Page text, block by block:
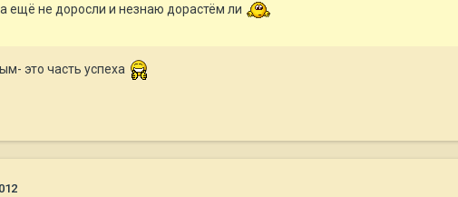
ещё не доросли и незнаю дорастём ли
это часть успеха